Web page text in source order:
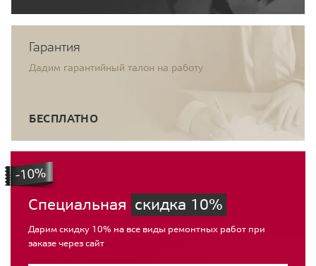
Гарантия
Дадим гарантийный талон на работу
БЕСПЛАТНО
Специальная скидка 10%
Дарим скидку 10% на все виды ремонтных работ при
заказе через сайт